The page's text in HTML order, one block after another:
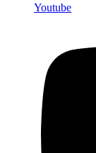
Youtube